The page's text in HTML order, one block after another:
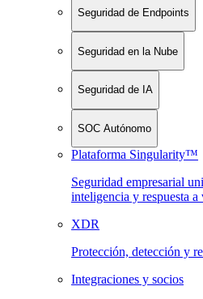
Seguridad de Endpoints
Seguridad en la Nube
Seguridad de IA
SOC Autónomo
Plataforma Singularity™
Seguridad empresarial
inteligencia y respuesta
XDR
Protección, detección y
Integraciones y socios